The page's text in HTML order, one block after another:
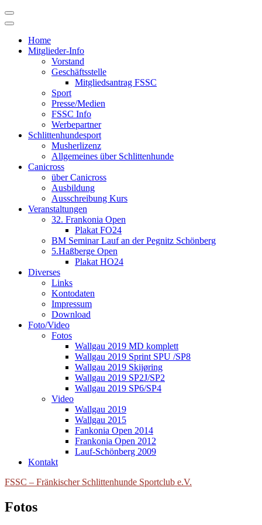
Skip
to
Home
Mitglieder-Info
Vorstand
Geschäftsstelle
Mitgliedsantrag FSSC
Sport
Presse/Medien
FSSC Info
Werbepartner
Schlittenhundesport
Musherlizenz
Allgemeines über Schlittenhunde
Canicross
über Canicross
Ausbildung
Ausschreibung Kurs
Veranstaltungen
32. Frankonia Open
Plakat FO24
BM Seminar Lauf an der Pegnitz Schönberg
5.Haßberge Open
Plakat HO24
Diverses
Links
Kontodaten
Impressum
Download
Foto/Video
Fotos
Wallgau 2019 MD komplett
Wallgau 2019 Sprint SPU /SP8
Wallgau 2019 Skijøring
Wallgau 2019 SP2J/SP2
Wallgau 2019 SP6/SP4
Video
Wallgau 2019
Wallgau 2015
Fankonia Open 2014
Frankonia Open 2012
Lauf-Schönberg 2009
Kontakt
FSSC – Fränkischer Schlittenhunde Sportclub e.V.
Fotos